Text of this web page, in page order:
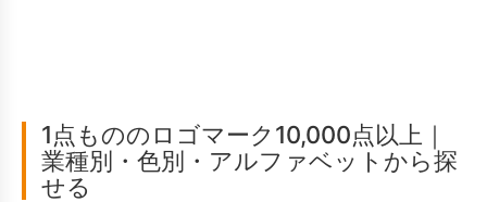
1点もののロゴマーク10,000点以上｜
業種別・色別・アルファベットから探
せる